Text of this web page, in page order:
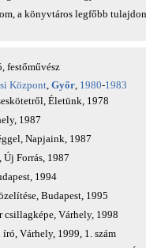
a könyvtáros legfőbb
festőművész
Központ, Győr, 1980-1983
Életünk, 1978
1987
Napjaink, 1987
Új Forrás, 1987
1994
Budapest, 1995
csillagképe, Várhely, 1998
Várhely, 1999, 1. szám